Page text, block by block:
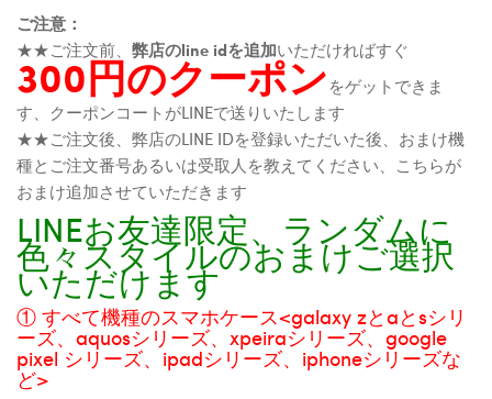
ご注意：
★★ご注文前、 弊店のline idを追加いただければすぐ
300円のクーポンをゲットできま
す、クーポンコートがLINEで送りいたします
★★ご注文後、弊店のLINE IDを登録いただいた後、おまけ機
種とご注文番号あるいは受取人を教えてください、こちらが
おまけ追加させていただきます
LINEお友達限定、ランダムに
色々スタイルのおまけご選択
いただけます
① すべて機種のスマホケース<galaxy zとaとsシリ
ーズ、aquosシリーズ、xpeiraシリーズ、google
pixel シリーズ、ipadシリーズ、iphoneシリーズな
ど>